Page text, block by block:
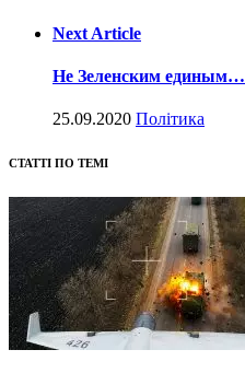
Next Article
Не Зеленским единым…
25.09.2020 Політика
СТАТТІ ПО ТЕМІ